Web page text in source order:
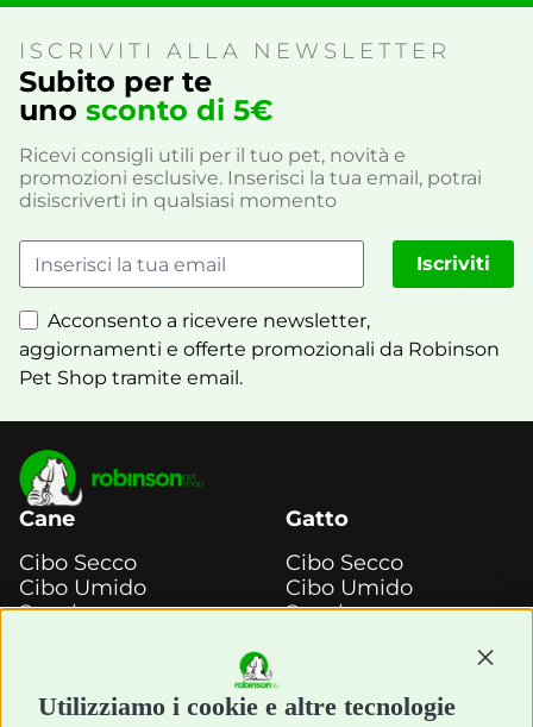
Utilizziamo i cookie e altre tecnologie
ISCRIVITI ALLA NEWSLETTER
Subito per te
uno sconto di 5€
Ricevi consigli utili per il tuo pet, novità e
promozioni esclusive. Inserisci la tua email, potrai
disiscriverti in qualsiasi momento
Acconsento a ricevere newsletter,
aggiornamenti e offerte promozionali da Robinson
Pet Shop tramite email.
Iscriviti
Cane
Cibo Secco
Cibo Umido
Snack e
Igiene e Pulizia
Gatto
Cibo Secco
Cibo Umido
Snack e
Igiene e Pulizia